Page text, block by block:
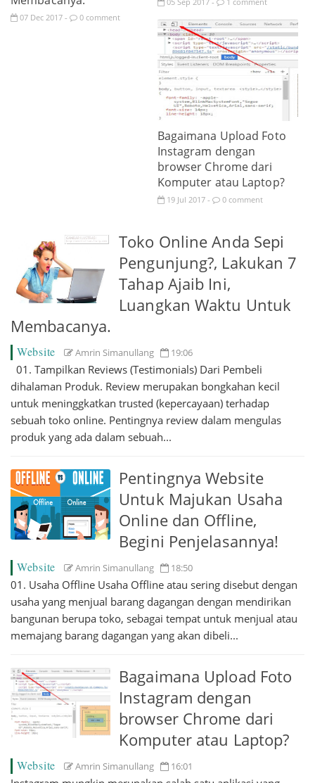
07 Dec 2017 - 0 comment
-
Bagaimana Upload Foto
Instagram dengan
browser Chrome dari
Komputer atau Laptop?
19 Jul 2017 - 0 comment
Toko Online Anda Sepi
Pengunjung?, Lakukan 7
Tahap Ajaib Ini,
Luangkan Waktu Untuk
Membacanya.
Website Amrin Simanullang 19:06
01. Tampilkan Reviews (Testimonials) Dari Pembeli
dihalaman Produk. Review merupakan bongkahan kecil
untuk meninggkatkan trusted (kepercayaan) terhadap
sebuah toko online. Pentingnya review dalam mengulas
produk yang ada dalam sebuah...
Pentingnya Website
Untuk Majukan Usaha
Online dan Offline,
Begini Penjelasannya!
Website Amrin Simanullang 18:50
01. Usaha Offline Usaha Offline atau sering disebut dengan
usaha yang menjual barang dagangan dengan mendirikan
bangunan berupa toko, sebagai tempat untuk menjual atau
memajang barang dagangan yang akan dibeli...
Bagaimana Upload Foto
Instagram dengan
browser Chrome dari
Komputer atau Laptop?
Website Amrin Simanullang 16:01